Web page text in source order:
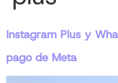
Instagram Plus y
pago de Meta